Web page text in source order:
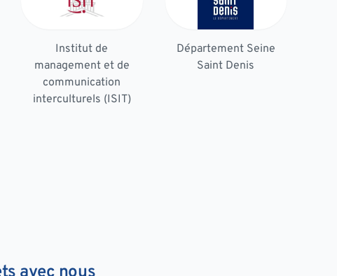
Institut de
management et de
communication
interculturels (ISIT)
Département Seine
Saint Denis